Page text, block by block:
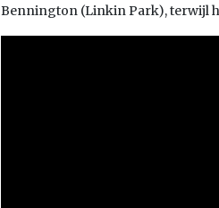
Bennington (Linkin Park), terwijl